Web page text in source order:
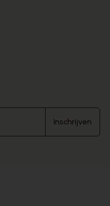
Inschrijven